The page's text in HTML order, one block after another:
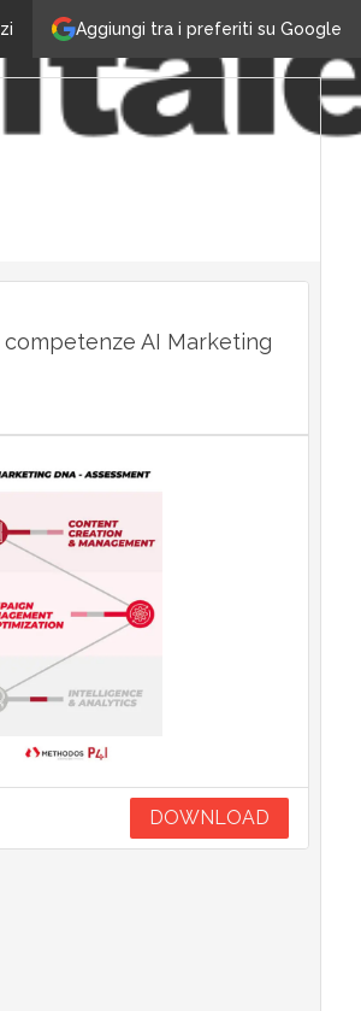
Aggiungi tra i preferiti su Google
AI Marketing
DOWNLOAD